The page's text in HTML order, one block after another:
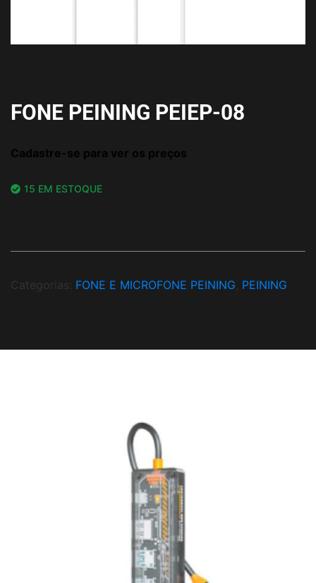
FONE PEINING PEIEP-08
Cadastre-se para ver os preços
15 EM ESTOQUE
Categorias: FONE E MICROFONE PEINING PEINING